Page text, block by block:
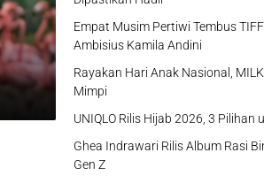
Empat Musim Pertiwi Tembus
Ambisius Kamila Andini
Rayakan Hari Anak Nasional,
Mimpi
UNIQLO Rilis Hijab 2026, 3
Ghea Indrawari Rilis Album Rasi
Gen Z